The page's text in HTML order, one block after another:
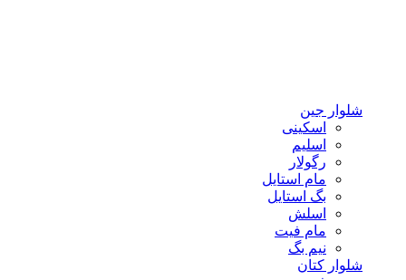
شلوار جین
اسکینی
اسلیم
رگولار
مام استایل
بگ استایل
اسلش
مام فیت
نیم بگ
شلوار کتان